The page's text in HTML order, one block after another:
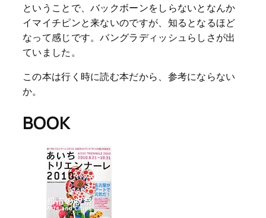
ということで、バックボーンをしらないとなんか
イマイチピンと来ないのですが、知るとなるほど
なって感じです。バングラディッシュらしさが出
ていました。
この本は行く時に読む本だから、参考にならない
か。
BOOK